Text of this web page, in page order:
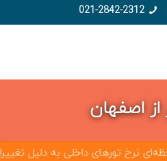
021-2842-2312
از اصفهان
نرخ تورهای داخلی به دلیل